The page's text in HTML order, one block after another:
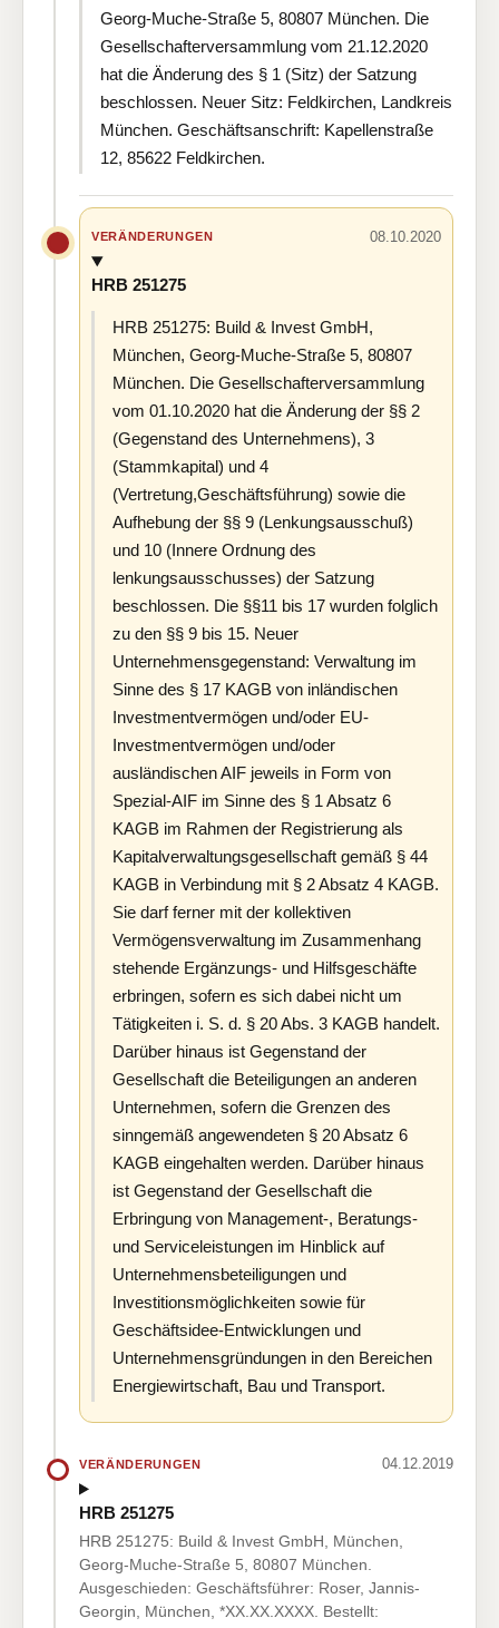
Georg-Muche-Straße 5, 80807 München. Die
Gesellschafterversammlung vom 21.12.2020
hat die Änderung des § 1 (Sitz) der Satzung
beschlossen. Neuer Sitz: Feldkirchen, Landkreis
München. Geschäftsanschrift: Kapellenstraße
12, 85622 Feldkirchen.
VERÄNDERUNGEN 08.10.2020
HRB 251275
HRB 251275: Build & Invest GmbH,
München, Georg-Muche-Straße 5, 80807
München. Die Gesellschafterversammlung
vom 01.10.2020 hat die Änderung der §§ 2
(Gegenstand des Unternehmens), 3
(Stammkapital) und 4
(Vertretung,Geschäftsführung) sowie die
Aufhebung der §§ 9 (Lenkungsausschuß)
und 10 (Innere Ordnung des
lenkungsausschusses) der Satzung
beschlossen. Die §§11 bis 17 wurden folglich
zu den §§ 9 bis 15. Neuer
Unternehmensgegenstand: Verwaltung im
Sinne des § 17 KAGB von inländischen
Investmentvermögen und/oder EU-
Investmentvermögen und/oder
ausländischen AIF jeweils in Form von
Spezial-AIF im Sinne des § 1 Absatz 6
KAGB im Rahmen der Registrierung als
Kapitalverwaltungsgesellschaft gemäß § 44
KAGB in Verbindung mit § 2 Absatz 4 KAGB.
Sie darf ferner mit der kollektiven
Vermögensverwaltung im Zusammenhang
stehende Ergänzungs- und Hilfsgeschäfte
erbringen, sofern es sich dabei nicht um
Tätigkeiten i. S. d. § 20 Abs. 3 KAGB handelt.
Darüber hinaus ist Gegenstand der
Gesellschaft die Beteiligungen an anderen
Unternehmen, sofern die Grenzen des
sinngemäß angewendeten § 20 Absatz 6
KAGB eingehalten werden. Darüber hinaus
ist Gegenstand der Gesellschaft die
Erbringung von Management-, Beratungs-
und Serviceleistungen im Hinblick auf
Unternehmensbeteiligungen und
Investitionsmöglichkeiten sowie für
Geschäftsidee-Entwicklungen und
Unternehmensgründungen in den Bereichen
Energiewirtschaft, Bau und Transport.
VERÄNDERUNGEN 04.12.2019
HRB 251275
HRB 251275: Build & Invest GmbH, München,
Georg-Muche-Straße 5, 80807 München.
Ausgeschieden: Geschäftsführer: Roser, Jannis-
Georgin, München, *XX.XX.XXXX. Bestellt: